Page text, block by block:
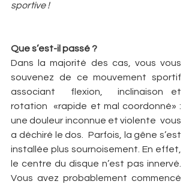
sportive !
Que s’est-il passé ?
Dans la majorité des cas, vous vous
souvenez de ce mouvement sportif
associant  flexion,  inclinaison et
rotation  «rapide et mal coordonné» :
une douleur inconnue et violente  vous
a déchiré le dos.  Parfois, la gêne s’est
installée plus sournoisement. En effet,
le centre du disque n’est pas innervé.
Vous avez probablement commencé